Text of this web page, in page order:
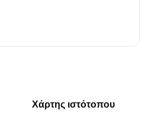
Χάρτης ιστότοπου